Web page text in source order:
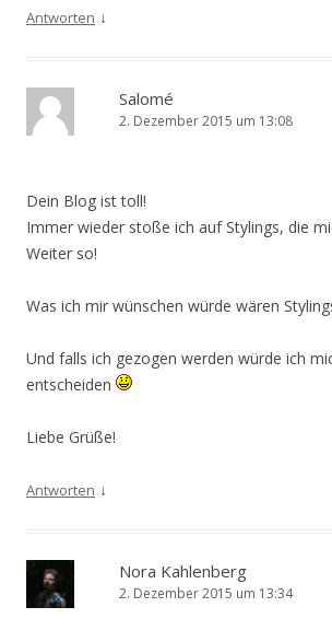
Antworten ↓
Salomé
2. Dezember 2015 um 13:08
Dein Blog ist toll!
Immer wieder stoße ich auf Stylings, die
Weiter so!
Was ich mir wünschen würde wären
Und falls ich gezogen werden würde ich
entscheiden
Liebe Grüße!
Antworten ↓
Nora Kahlenberg
2. Dezember 2015 um 13:34